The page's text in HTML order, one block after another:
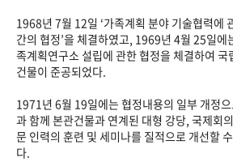
성과 50선 숫자로 보는 50년 50+1주
세계와 함께 한 KIHASA
VR 역사관
1968년 7월 12일 ‘가족계획 분야 기술협력에
간의 협정’을 체결하였고, 1969년 4월 25일에
족계획연구소 설립에 관한 협정을 체결하여
건물이 준공되었다.
1971년 6월 19일에는 협정내용의 일부 개정
과 함께 본관건물과 연계된 대형 강당, 국제회
문 인력의 훈련 및 세미나를 질적으로 개선할
다.